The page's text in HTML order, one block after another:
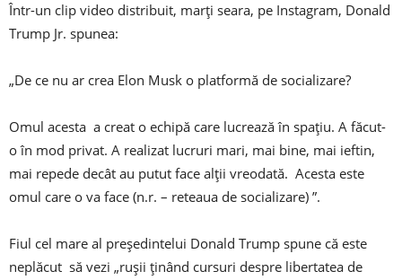
Într-un clip video distribuit, marți seara, pe Instagram, Donald
Trump Jr. spunea:
„De ce nu ar crea Elon Musk o platformă de socializare?
Omul acesta a creat o echipă care lucrează în spațiu. A făcut-
o în mod privat. A realizat lucruri mari, mai bine, mai ieftin,
mai repede decât au putut face alții vreodată. Acesta este
omul care o va face (n.r. – reteaua de socializare) ”.
Fiul cel mare al președintelui Donald Trump spune că este
neplăcut să vezi „rușii ținând cursuri despre libertatea de